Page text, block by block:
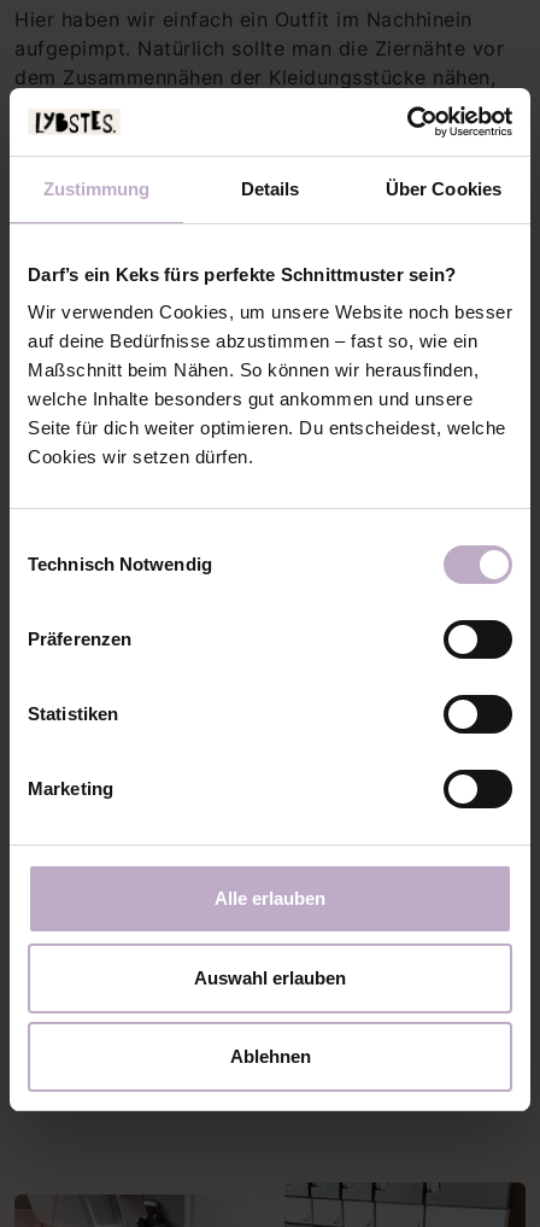
Zustimmung Details Über Cookies
Darf’s ein Keks fürs perfekte Schnittmuster sein?
Wir verwenden Cookies, um unsere Website noch besser
auf deine Bedürfnisse abzustimmen – fast so, wie ein
Maßschnitt beim Nähen. So können wir herausfinden,
welche Inhalte besonders gut ankommen und unsere
Seite für dich weiter optimieren. Du entscheidest, welche
Cookies wir setzen dürfen.
Technisch Notwendig
Präferenzen
Statistiken
Marketing
Alle erlauben
Auswahl erlauben
Ablehnen
Hier haben wir einfach ein Outfit im Nachhinein
aufgepimpt. Natürlich sollte man die Ziernähte vor
dem Zusammennähen der Kleidungsstücke nähen,
damit die Abschlüsse schöner werden. Aber in
diesem Fall hat es auch so gut funktioniert.
Das Sweatshirt hat das typische Dreieck vorne
unterm Halsausschnitt bekommen. Die Pumphose
Ziernaht bekommen und der Body wurde nochmal
klassisch mit einer Doppelnaht neben dem
Bündchen entlang abgesteppt.
DIE COVERSTITCH VON JANOME IN
AKTION!
Hier gibt es nochmal ein paar Detailbilder! Auch die